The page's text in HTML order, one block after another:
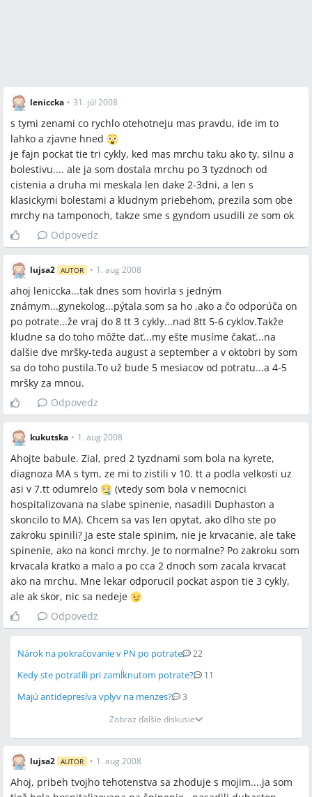
leniccka • 31. júl 2008
s tymi zenami co rychlo otehotneju mas pravdu, ide im to
lahko a zjavne hned
je fajn pockat tie tri cykly, ked mas mrchu taku ako ty, silnu a
bolestivu.... ale ja som dostala mrchu po 3 tyzdnoch od
cistenia a druha mi meskala len dake 2-3dni, a len s
klasickymi bolestami a kludnym priebehom, prezila som obe
mrchy na tamponoch, takze sme s gyndom usudili ze som ok
Odpovedz
lujsa2 AUTOR • 1. aug 2008
ahoj leniccka...tak dnes som hovirla s jedným
známym...gynekolog...pýtala som sa ho ,ako a čo odporúča on
po potrate...že vraj do 8 tt 3 cykly...nad 8tt 5-6 cyklov.Takže
kludne sa do toho môžte dať...my ešte musíme čakať...na
dalšie dve mršky-teda august a september a v oktobri by som
sa do toho pustila.To už bude 5 mesiacov od potratu...a 4-5
mršky za mnou.
Odpovedz
kukutska • 1. aug 2008
Ahojte babule. Zial, pred 2 tyzdnami som bola na kyrete,
diagnoza MA s tym, ze mi to zistili v 10. tt a podla velkosti uz
asi v 7.tt odumrelo
(vtedy som bola v nemocnici
hospitalizovana na slabe spinenie, nasadili Duphaston a
skoncilo to MA). Chcem sa vas len opytat, ako dlho ste po
zakroku spinili? Ja este stale spinim, nie je krvacanie, ale take
spinenie, ako na konci mrchy. Je to normalne? Po zakroku som
krvacala kratko a malo a po cca 2 dnoch som zacala krvacat
ako na mrchu. Mne lekar odporucil pockat aspon tie 3 cykly,
ale ak skor, nic sa nedeje
Odpovedz
Nárok na pokračovanie v PN po potrate 22
Kedy ste potratili pri zamĺknutom potrate? 11
Majú antidepresíva vplyv na menzes?
3
Zobraz ďalšie diskusie
lujsa2 AUTOR • 1. aug 2008
Ahoj, pribeh tvojho tehotenstva sa zhoduje s mojim....ja som